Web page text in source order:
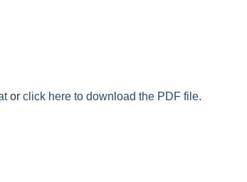
or click here to download the PDF file.